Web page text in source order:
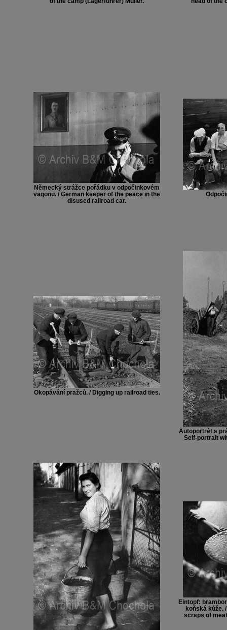
Německý strážce pořádku v odpočinkovém
vagonu. / German keeper of the peace in the
disused railroad car.
Okopávání pražců. / Digging up railroad ties.
Autoportrét s
Self-portrait
Eintopf:
koňská kůže.
scraps of